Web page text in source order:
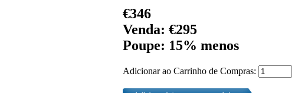
€346
Venda: €295
Poupe: 15% menos
Adicionar ao Carrinho de Compras: